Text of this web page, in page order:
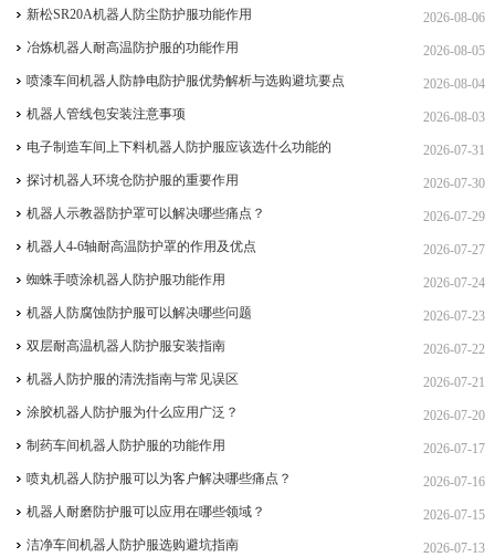
2026-08-06
新松SR20A机器人防尘防护服功能作用
2026-08-05
冶炼机器人耐高温防护服的功能作用
2026-08-04
喷漆车间机器人防静电防护服优势解析与选购避坑要点
2026-08-03
机器人管线包安装注意事项
2026-07-31
电子制造车间上下料机器人防护服应该选什么功能的
2026-07-30
探讨机器人环境仓防护服的重要作用
2026-07-29
机器人示教器防护罩可以解决哪些痛点？
2026-07-27
机器人4-6轴耐高温防护罩的作用及优点
2026-07-24
蜘蛛手喷涂机器人防护服功能作用
2026-07-23
机器人防腐蚀防护服可以解决哪些问题
2026-07-22
双层耐高温机器人防护服安装指南
2026-07-21
机器人防护服的清洗指南与常见误区
2026-07-20
涂胶机器人防护服为什么应用广泛？
2026-07-17
制药车间机器人防护服的功能作用
2026-07-16
喷丸机器人防护服可以为客户解决哪些痛点？
2026-07-15
机器人耐磨防护服可以应用在哪些领域？
2026-07-13
洁净车间机器人防护服选购避坑指南